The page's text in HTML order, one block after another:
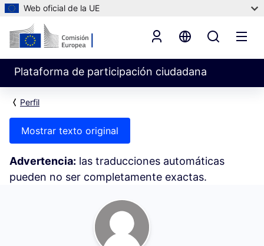
Web oficial de la UE
Plataforma de participación ciudadana
Perfil
Mostrar texto original
Advertencia: las traducciones automáticas
pueden no ser completamente exactas.